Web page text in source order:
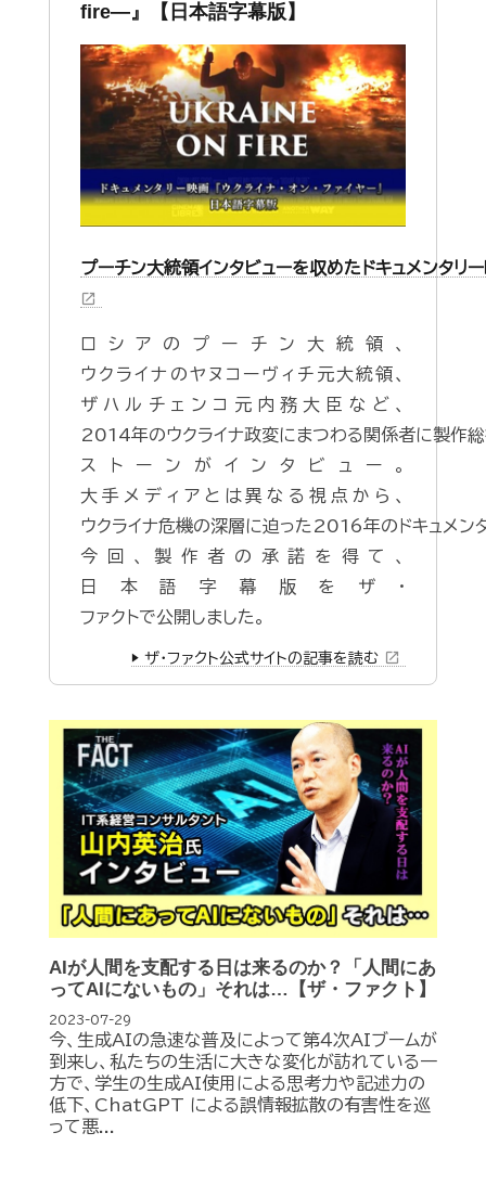
fire—』【日本語字幕版】
プーチン大統領インタビューを収めたドキュメンタ
open_in_new
ロシアのプーチン大統領、
ウクライナのヤヌコーヴィチ元大統領、
ザハルチェンコ元内務大臣など、
2014年のウクライナ政変にまつわる関係者に製作総
ストーンがインタビュー。
大手メディアとは異なる視点から、
ウクライナ危機の深層に迫った2016年のドキュメン
今回、製作者の承諾を得て、
日本語字幕版をザ・
ファクトで公開しました。
▶️ ザ・ファクト公式サイトの記事を読む open_in_new
AIが人間を支配する日は来るのか？「人間にあ
ってAIにないもの」それは…【ザ・ファクト】
2023-07-29
今、生成AIの急速な普及によって第４次AIブームが
到来し、私たちの生活に大きな変化が訪れている一
方で、学生の生成AI使用による思考力や記述力の
低下、ChatGPT による誤情報拡散の有害性を巡
って悪...